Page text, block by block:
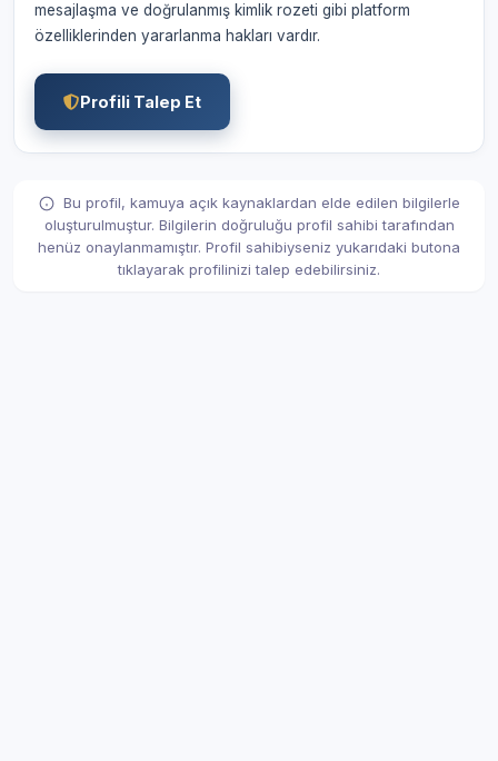
mesajlaşma ve doğrulanmış kimlik rozeti gibi platform
özelliklerinden yararlanma hakları vardır.
Profili Talep Et
Bu profil, kamuya açık kaynaklardan elde edilen bilgilerle
oluşturulmuştur. Bilgilerin doğruluğu profil sahibi tarafından
henüz onaylanmamıştır. Profil sahibiyseniz yukarıdaki butona
tıklayarak profilinizi talep edebilirsiniz.